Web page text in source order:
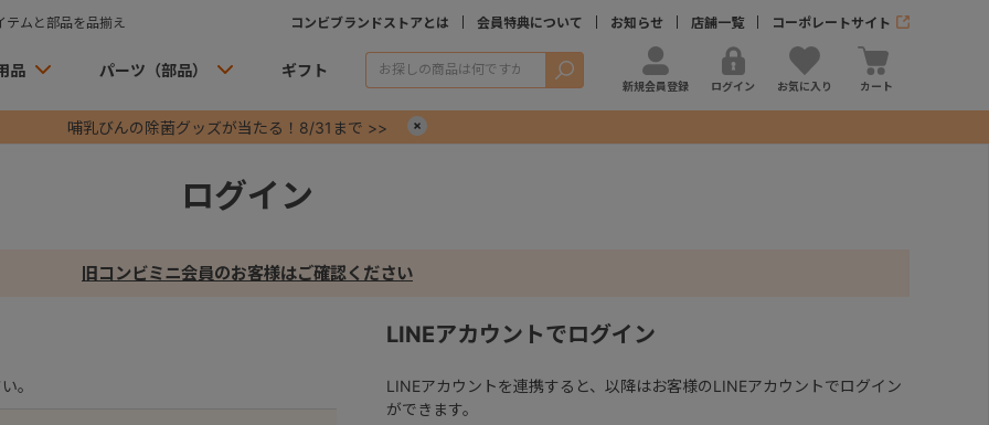
ムと部品を品揃え コンビブランドストアとは 会員特典について お知らせ 店舗一覧 コーポレートサイト
品 パーツ（部品） ギフト 検索
新規会員登録 ログイン お気に入り カート
哺乳びんの除菌グッズが当たる！8/31まで >>
ログイン
旧コンビミニ会員のお客様はご確認ください
。
LINEアカウントでログイン
LINEアカウントを連携すると、以降はお客様のLINEアカウントでログイン
ができます。